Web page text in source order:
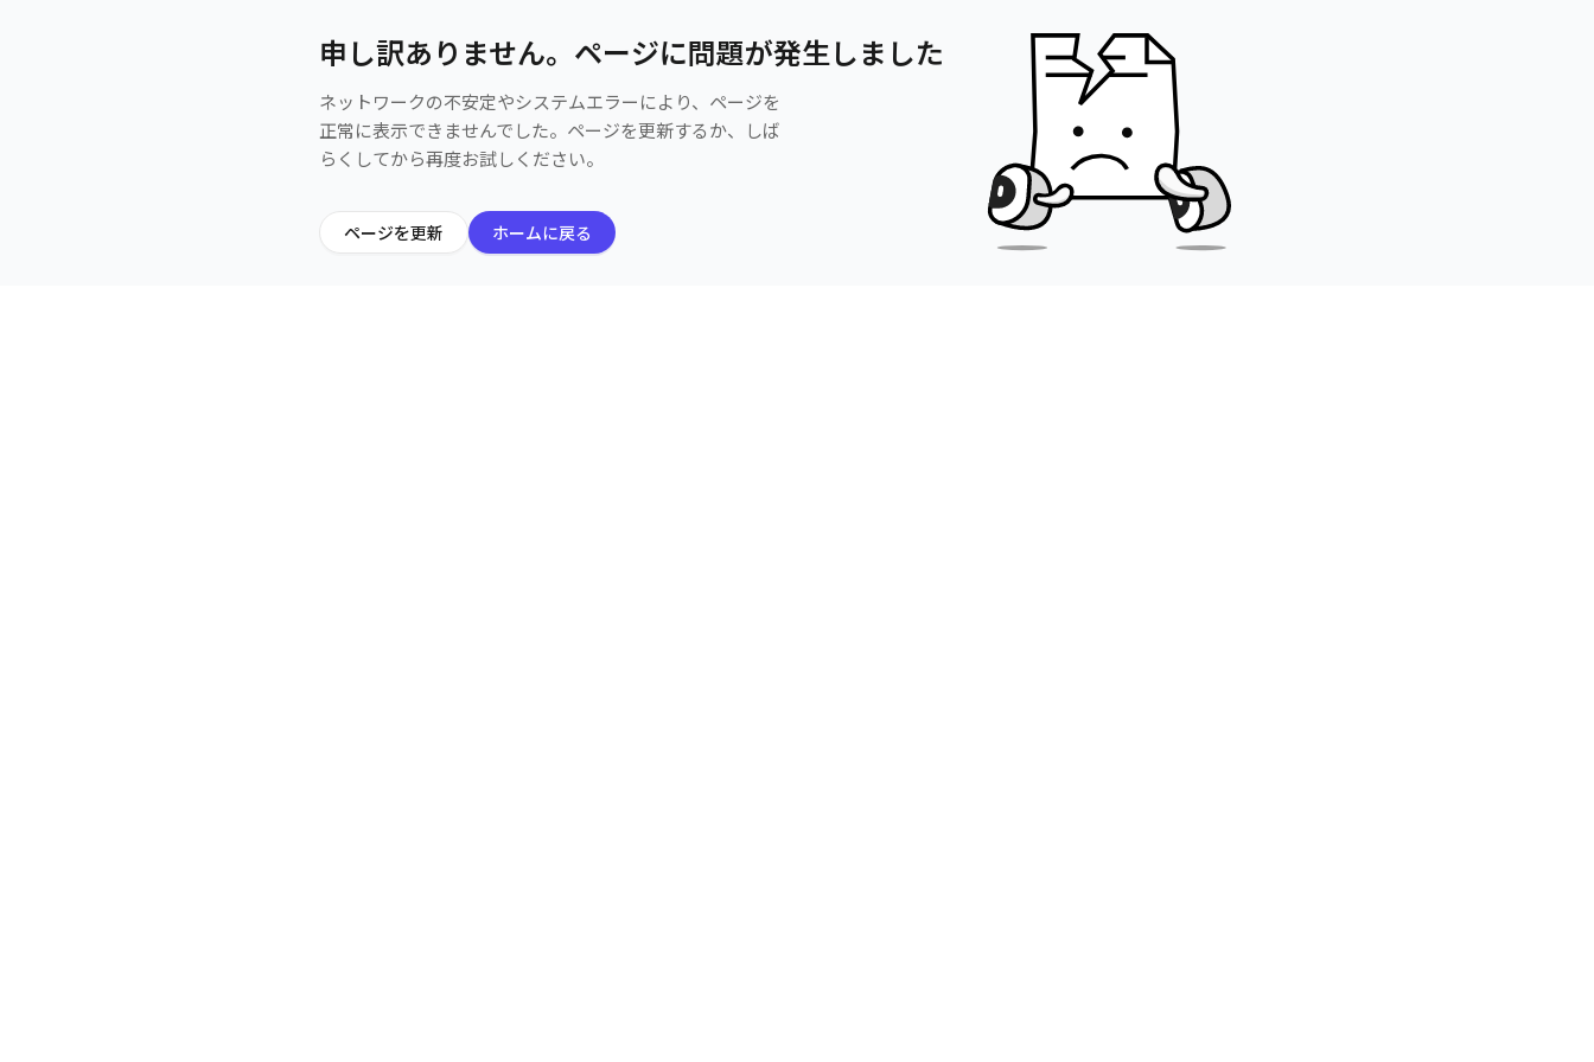
申し訳ありません。ページに問題が発生しました
ネットワークの不安定やシステムエラーにより、ページを
正常に表示できませんでした。ページを更新するか、しば
らくしてから再度お試しください。
ページを更新 ホームに戻る